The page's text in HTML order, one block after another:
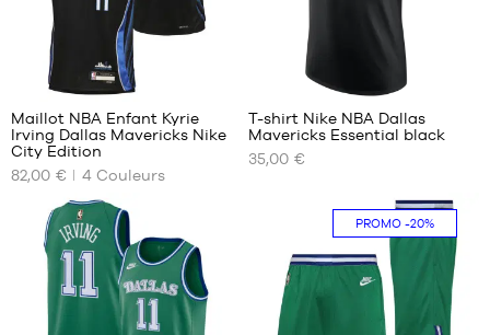
NOS
TAILLES
DISPONIBLES
S -
enfant
- 1m25
1m35
154
Maillot NBA Enfant Kyrie
Irving Dallas Mavericks Nike
City Edition
82,00 €
4Couleurs
NOS
TAILLES
XL
XXL
T-shirt Nike NBA Dallas
Mavericks Essential black
35,00 €
PROMO-20%